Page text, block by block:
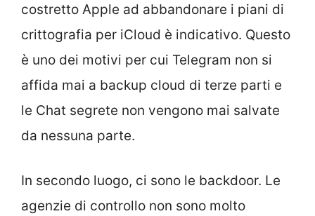
costretto Apple ad abbandonare i piani di
crittografia per iCloud è indicativo. Questo
è uno dei motivi per cui Telegram non si
affida mai a backup cloud di terze parti e
le Chat segrete non vengono mai salvate
da nessuna parte.
In secondo luogo, ci sono le backdoor. Le
agenzie di controllo non sono molto